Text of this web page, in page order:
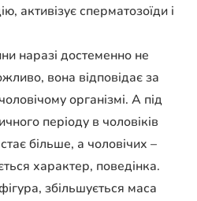
активізує сперматозоїди і
наразі достеменно не
вона відповідає за
організмі. А під
періоду в чоловіків
більше, а чоловічих –
характер, поведінка.
збільшується маса